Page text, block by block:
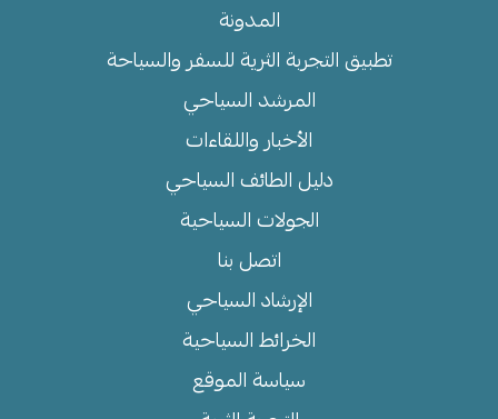
المدونة
تطبيق التجربة الثرية للسفر والسياحة
المرشد السياحي
الأخبار واللقاءات
دليل الطائف السياحي
الجولات السياحية
اتصل بنا
الإرشاد السياحي
الخرائط السياحية
سياسة الموقع